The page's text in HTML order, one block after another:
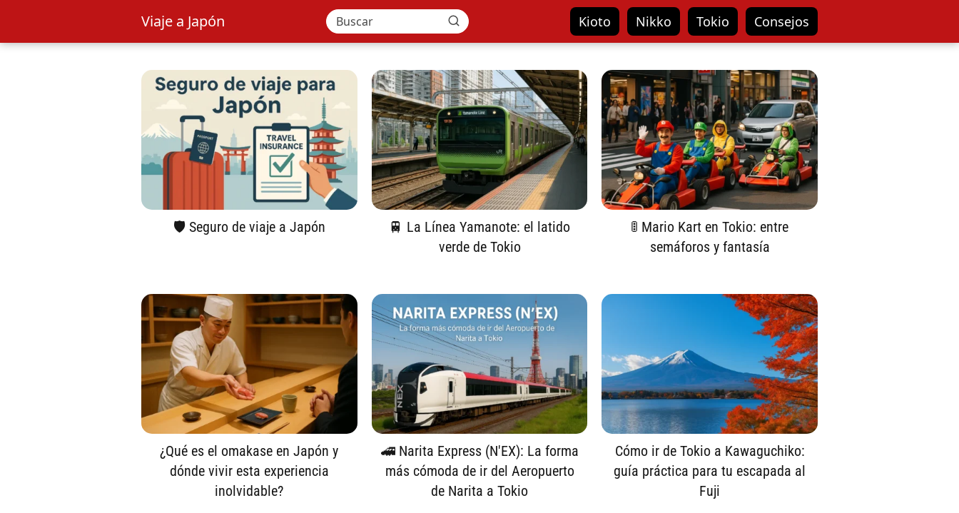
Viaje a Japón Kioto Nikko Tokio Consejos
🛡️ Seguro de viaje a Japón
🚆 La Línea Yamanote: el latido
verde de Tokio
🚦 Mario Kart en Tokio: entre
semáforos y fantasía
¿Qué es el omakase en Japón y
dónde vivir esta experiencia
inolvidable?
🚄 Narita Express (N'EX): La forma
más cómoda de ir del Aeropuerto
de Narita a Tokio
Cómo ir de Tokio a Kawaguchiko:
guía práctica para tu escapada al
Fuji